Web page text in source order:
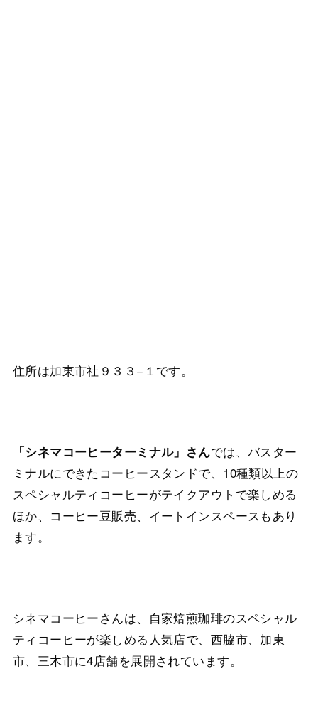
住所は加東市社９３３−１です。
「シネマコーヒーターミナル」さんでは、バスター
ミナルにできたコーヒースタンドで、10種類以上の
スペシャルティコーヒーがテイクアウトで楽しめる
ほか、コーヒー豆販売、イートインスペースもあり
ます。
シネマコーヒーさんは、自家焙煎珈琲のスペシャル
ティコーヒーが楽しめる人気店で、西脇市、加東
市、三木市に4店舗を展開されています。